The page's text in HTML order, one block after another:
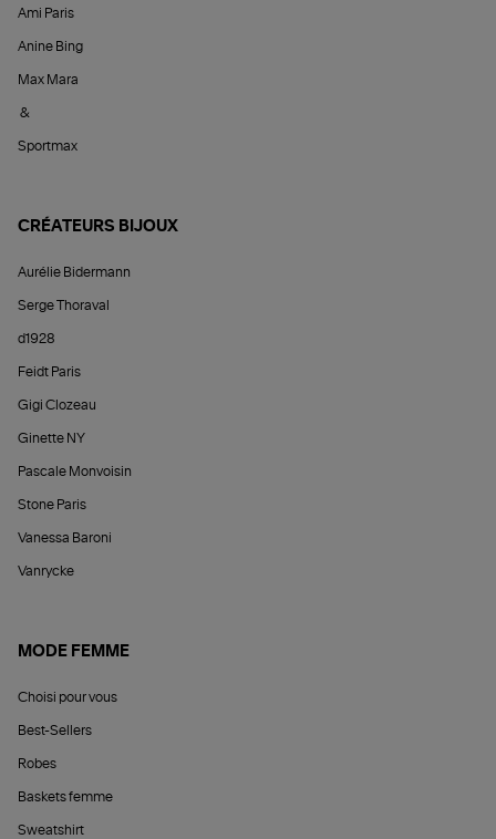
Ami Paris
Anine Bing
Max Mara
&
Sportmax
CRÉATEURS BIJOUX
Aurélie Bidermann
Serge Thoraval
d1928
Feidt Paris
Gigi Clozeau
Ginette NY
Pascale Monvoisin
Stone Paris
Vanessa Baroni
Vanrycke
MODE FEMME
Choisi pour vous
Best-Sellers
Robes
Baskets femme
Sweatshirt